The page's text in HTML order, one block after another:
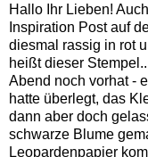
Hallo Ihr Lieben!
Inspiration Post auf
diesmal rassig in rot
heißt dieser
Abend noch vorhat -
hatte überlegt, das
dann aber doch
schwarze Blume
Leopardenpapier